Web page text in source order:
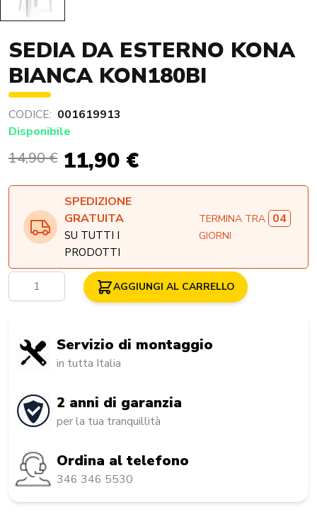
SEDIA DA ESTERNO KONA
BIANCA KON180BI
CODICE: 001619913
Disponibile
14,90 € 11,90 €
SPEDIZIONE
GRATUITA
SU TUTTI I
PRODOTTI
TERMINA TRA 04
GIORNI
Quantità AGGIUNGI AL CARRELLO
Servizio di montaggio
in tutta Italia
2 anni di garanzia
per la tua tranquillità
Ordina al telefono
346 346 5530